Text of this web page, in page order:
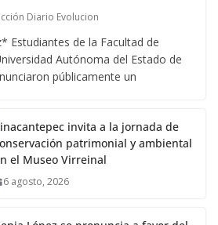
Diario Evolucion
Estudiantes de la Facultad de
Autónoma del Estado de
públicamente un
invita a la jornada de
patrimonial y ambiental
el Museo Virreinal
6 agosto, 2026